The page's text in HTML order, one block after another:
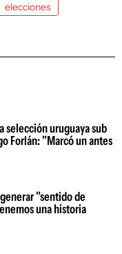
elecciones
selección uruguaya sub
Forlán: "Marcó un antes
"sentido de
una historia